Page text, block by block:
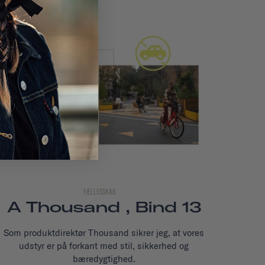
FÆLLESSKAB
A Thousand , Bind 13
Som produktdirektør Thousand sikrer jeg, at vores
udstyr er på forkant med stil, sikkerhed og
bæredygtighed.